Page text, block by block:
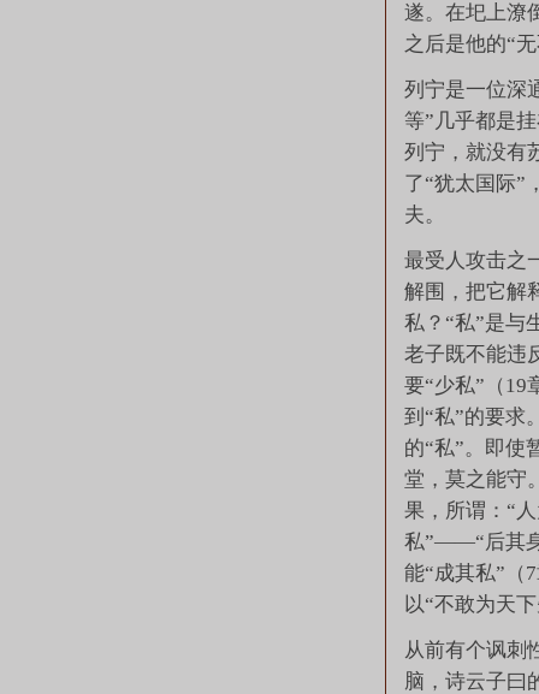
遂。在圯上潦
之后是他的“
列宁是一位深
等”几乎都是
列宁，就没有
了“犹太国际”
夫。
最受人攻击之
解围，把它解
私？“私”是与
老子既不能违
要“少私”（19
到“私”的要求
的“私”。即使
堂，莫之能守
果，所谓：“
私”——“后其
能“成其私”（
以“不敢为天
从前有个讽刺
脑，诗云子曰